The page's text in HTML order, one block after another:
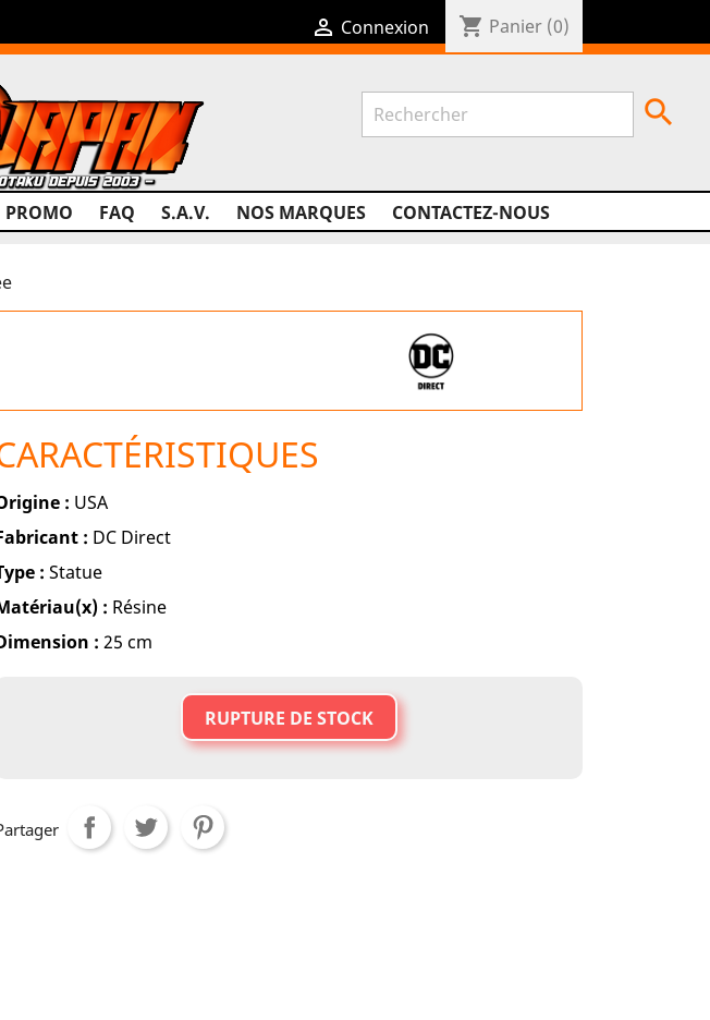
 Connexion shopping_cart Panier (0)
PROMO FAQ S.A.V. NOS MARQUES CONTACTEZ-NOUS

: USA
: DC Direct
: Statue
: Résine
: 25 cm
RUPTURE DE STOCK